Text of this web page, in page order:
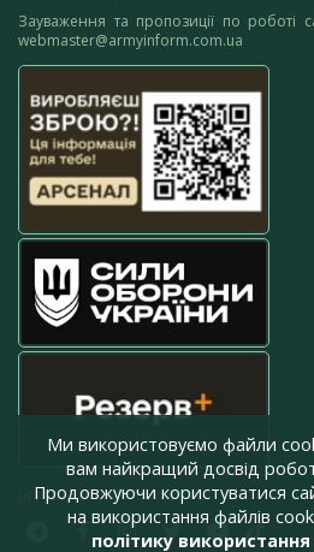
Зауваження та пропозиції по роботі
webmaster@armyinform.com.ua
press@armyinform.com.ua
Ми використовуємо файли
вам найкращий досвід
Продовжуючи користуватися
на використання файлів
політику